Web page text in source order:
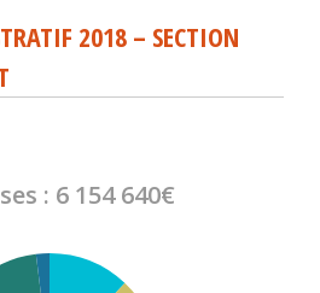
2018 – SECTION
: 6 154 640€